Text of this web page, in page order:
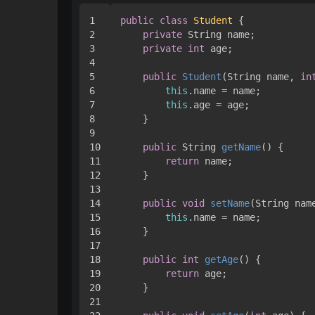
1
2
3
4
5
6
7
8
9
10
11
12
13
14
15
16
17
18
19
20
21
public class Student {
private String name;
private int age;
public Student (String name,
this .name = name;
this .age = age;
    }
public String getName()
{
return name;
    }
public void setName(String
this .name = name;
    }
public int getAge()
{
return age;
    }